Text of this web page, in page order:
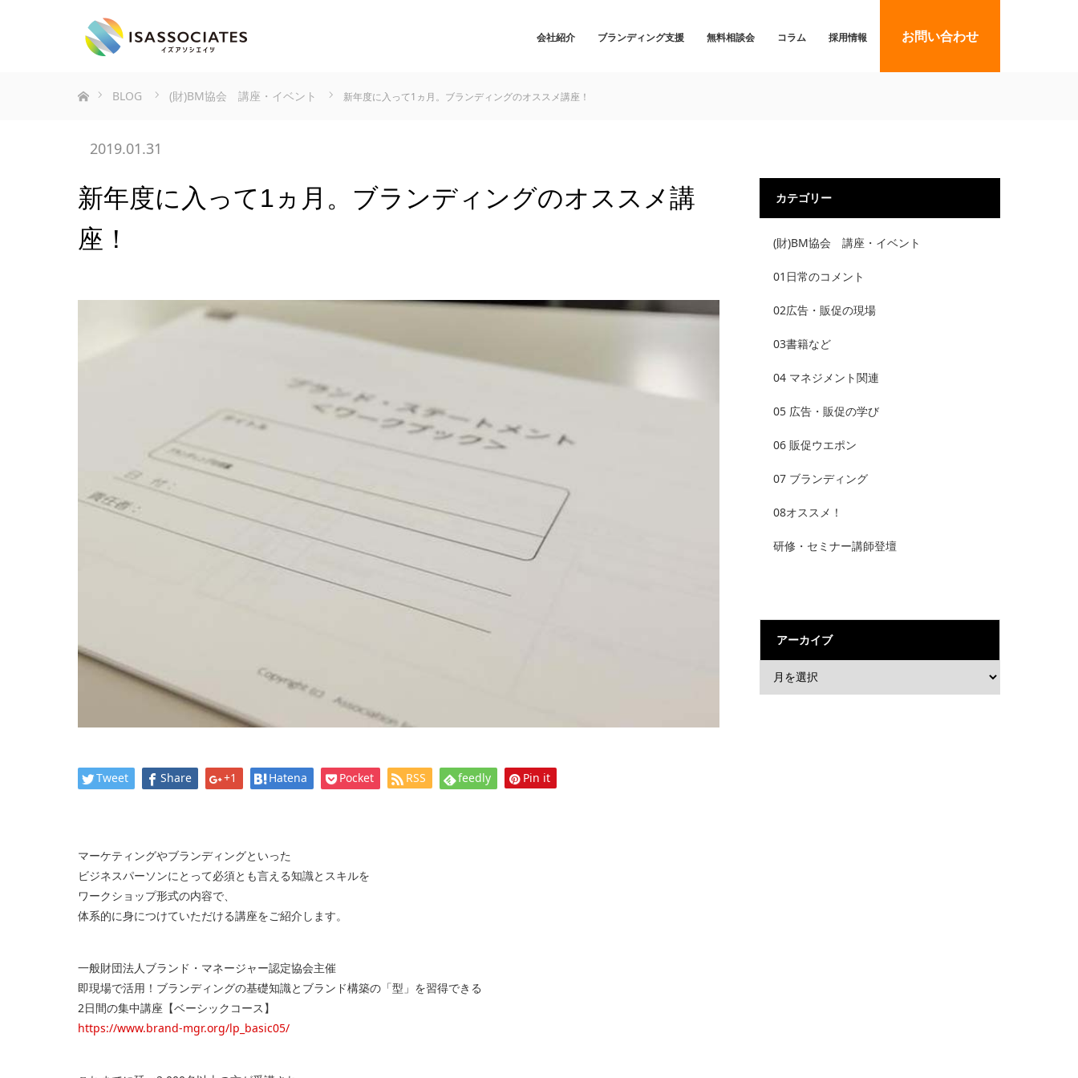
会社紹介 ブランディング支援 無料相談会 コラム 採用情報 お問い合わせ
BLOG
(財)BM協会 講座・イベント 新年度に入って1ヵ月。ブランディングのオススメ講座！
2019.01.31
新年度に入って1ヵ月。ブランディングのオススメ講
座！
Tweet Share +1 Hatena Pocket RSS feedly Pin it
マーケティングやブランディングといった
ビジネスパーソンにとって必須とも言える知識とスキルを
ワークショップ形式の内容で、
体系的に身につけていただける講座をご紹介します。
一般財団法人ブランド・マネージャー認定協会主催
即現場で活用！ブランディングの基礎知識とブランド構築の「型」を習得できる
2日間の集中講座【ベーシックコース】
https://www.brand-mgr.org/lp_basic05/
カテゴリー
(財)BM協会 講座・イベント
01日常のコメント
02広告・販促の現場
03書籍など
04 マネジメント関連
05 広告・販促の学び
06 販促ウエポン
07 ブランディング
08オススメ！
研修・セミナー講師登壇
アーカイブ